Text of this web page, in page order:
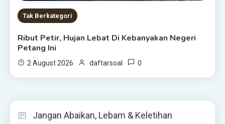
Tak Berkategori
Ribut Petir, Hujan Lebat Di Kebanyakan Negeri
Petang Ini
2 August 2026 daftarsoal 0
Jangan Abaikan, Lebam & Keletihan